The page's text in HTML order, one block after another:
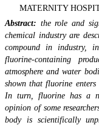
MATERNITY
Abstract: the role and
chemical industry are
compound in industry,
fluorine-containing
atmosphere and water
shown that fluorine enters
In turn, fluorine has a
opinion of some
body is scientifically